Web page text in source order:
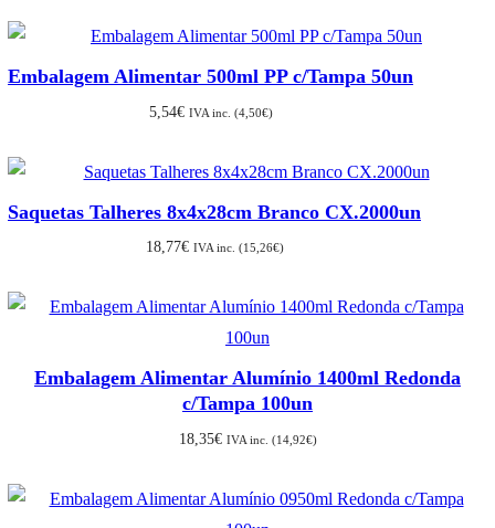
Embalagem Alimentar 500ml PP c/Tampa 50un
5,54€ IVA inc. (4,50€)
Saquetas Talheres 8x4x28cm Branco CX.2000un
18,77€ IVA inc. (15,26€)
Embalagem Alimentar Alumínio 1400ml Redonda
c/Tampa 100un
18,35€ IVA inc. (14,92€)